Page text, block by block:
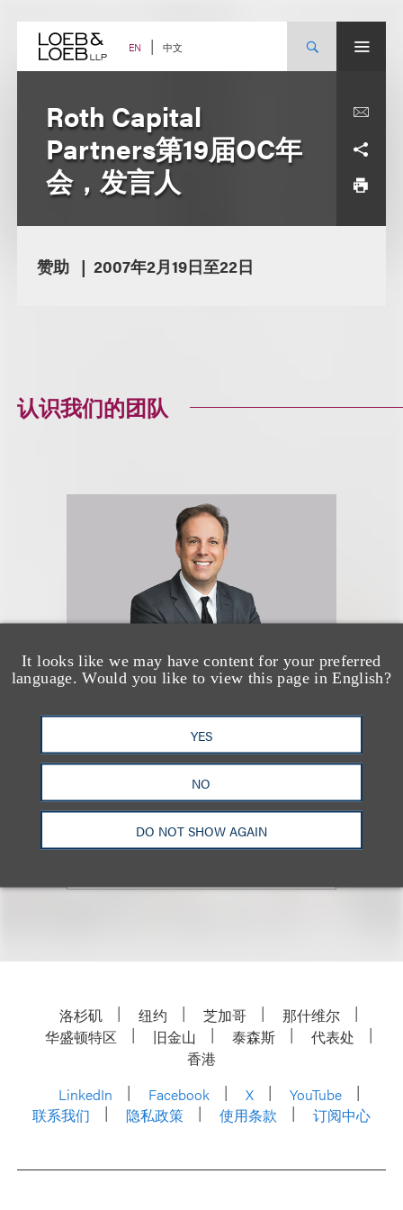
content EN 中文
It looks like we may have content for your preferred
language. Would you like to view this page in English?
YES
NO
DO NOT SHOW AGAIN
Roth Capital
Partners第19届OC年
会，发言人
赞助 2007年2月19日至22日
认识我们的团队
Mitchell S. Nussbaum
乐博律所联席主席
+1.212.407.4159
洛杉矶 纽约 芝加哥
那什维尔
华盛顿特区
旧金山 泰森斯
代表处
香港
LinkedIn
Facebook X
YouTube
联系我们
隐私政策 使用条款 订阅中心